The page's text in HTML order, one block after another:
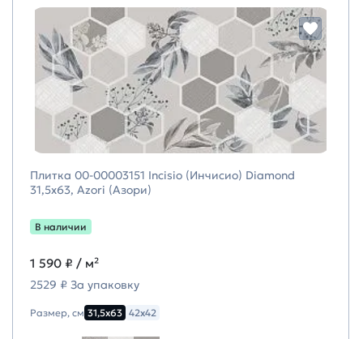
Плитка 00-00003151 Incisio (Инчисио) Diamond
31,5х63, Azori (Азори)
В наличии
1 590 ₽ / м²
2529 ₽ За упаковку
Размер, см 31,5х63 42х42